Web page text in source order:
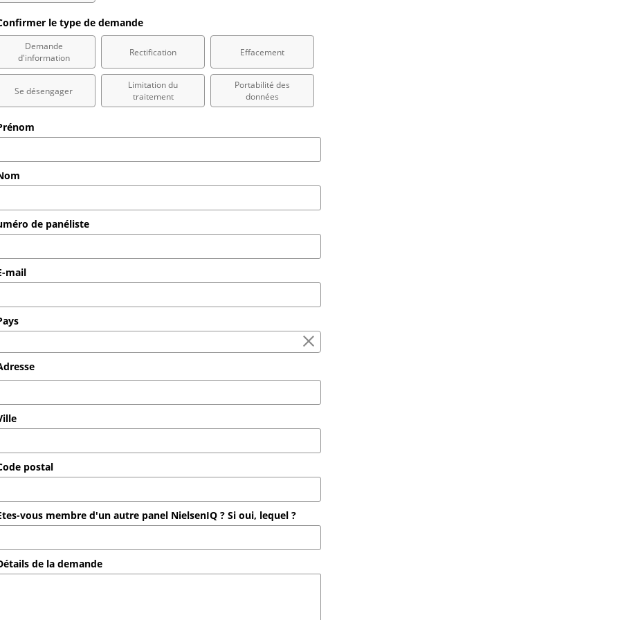
le type de demande
Demande
d'information
Rectification Effacement
Se désengager
Limitation du
traitement
Portabilité des
données
de panéliste
mail
postal
vous membre d'un autre panel NielsenIQ ? Si oui, lequel ?
de la demande